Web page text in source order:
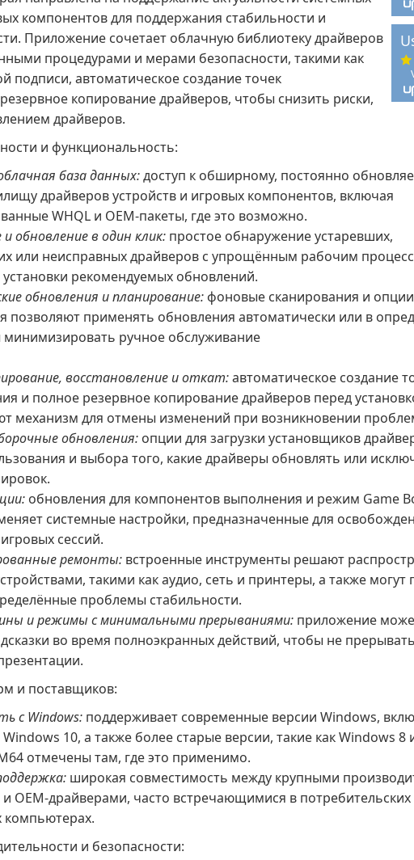
компонентов для поддержания стабильности и
Приложение сочетает облачную библиотеку драйверов
процедурами и мерами безопасности, такими как
подписи, автоматическое создание точек
копирование драйверов, чтобы снизить риски,
драйверов.
и функциональность:
база данных:доступ к обширному, постоянно
драйверов устройств и игровых компонентов, включая
WHQL и OEM-пакеты, где это возможно.
обновление в один клик: простое обнаружение устаревших,
или неисправных драйверов с упрощённым рабочим
установки рекомендуемых обновлений.
обновления и планирование:фоновые сканирования и опции
позволяют применять обновления автоматически или в
ручное обслуживание
восстановление и откат:автоматическое создание
и полное резервное копирование драйверов перед
механизм для отмены изменений при возникновении
обновления: опции для загрузки установщиков
и выбора того, какие драйверы обновлять или
обновления для компонентов выполнения и режим Game
системные настройки, предназначенные для
сессий.
ремонты: встроенные инструменты решают
такими как аудио, сеть и принтеры, а также могут
проблемы стабильности.
и режимы с минимальными прерываниями: приложение
во время полноэкранных действий, чтобы не
и поставщиков:
с Windows: поддерживает современные версии Windows,
10, а также более старые версии, такие как Windows 8
отмечены там, где это применимо.
широкая совместимость между крупными
OEM-драйверами, часто встречающимися в потребительских
компьютерах.
и безопасности: